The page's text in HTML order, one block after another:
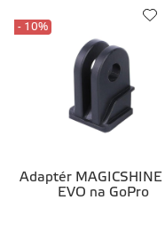
Adaptér MAGICSHINE
EVO na GoPro
- 10%